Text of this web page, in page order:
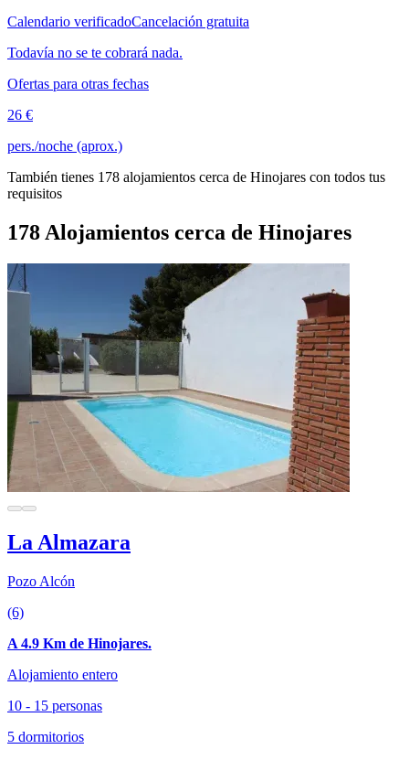
Calendario verificadoCancelación gratuita
Todavía no se te cobrará nada.
Ofertas para otras fechas
26 €
pers./noche (aprox.)
También tienes 178 alojamientos cerca de Hinojares con todos tus
requisitos
178 Alojamientos cerca de Hinojares
La Almazara
Pozo Alcón
(6)
A 4.9 Km de Hinojares.
Alojamiento entero
10 - 15 personas
5 dormitorios